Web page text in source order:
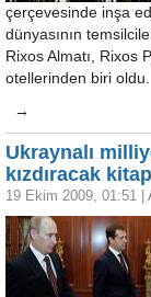
çerçevesinde inşa
dünyasının
Rixos Almatı, Rixos
otellerinden biri oldu.
→
Ukraynalı
kızdıracak
19 Ekim 2009, 01:51